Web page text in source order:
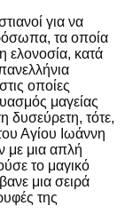
για να
τα οποία
ελονοσία, κατά
οποίες
μαγείας
δυσεύρετη, τότε,
Αγίου Ιωάννη
με μια απλή
το μαγικό
μια σειρά
της